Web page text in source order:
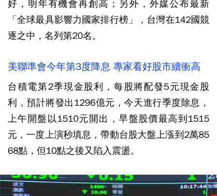
好，明年有機會再創高；另外，外媒公布最新
「全球最具影響力國家排行榜」，台灣在142國競
逐之中，名列第20名。
美聯準會今年第3度降息 專家看好股市續衝高
台積電第2季現金股利，每股將配發5元現金股
利，預計將發出1296億元，今天進行季度除息，
上午開盤以1510元開出，早盤股價最高到1515
元，一度上演秒填息，帶動台股大盤上漲到2萬85
68點，但10點之後又陷入震盪。